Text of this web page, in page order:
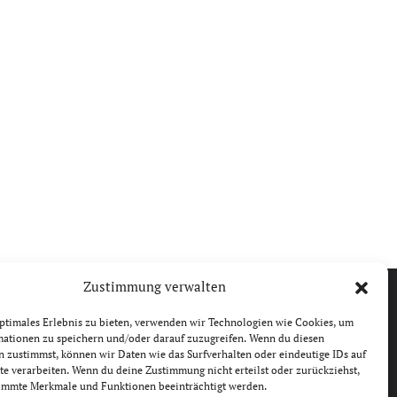
Zustimmung verwalten
Erlebnis zu bieten, verwenden wir Technologien wie Cookies, um
zu speichern und/oder darauf zuzugreifen. Wenn du diesen
zustimmst, können wir Daten wie das Surfverhalten oder eindeutige IDs auf
verarbeiten. Wenn du deine Zustimmung nicht erteilst oder zurückziehst,
Merkmale und Funktionen beeinträchtigt werden.